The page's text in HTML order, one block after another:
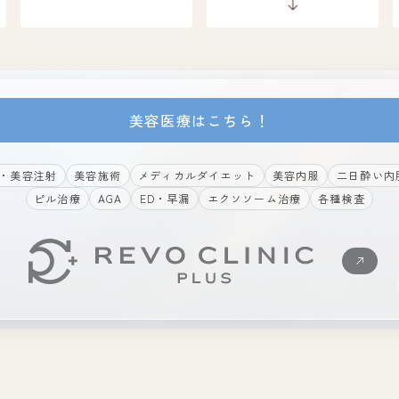
美容医療はこちら！
美容注射 美容施術 メディカルダイエット 美容内服
二日酔い内
ピル治療
AGA ED・早漏 エクソソーム治療 各種検査